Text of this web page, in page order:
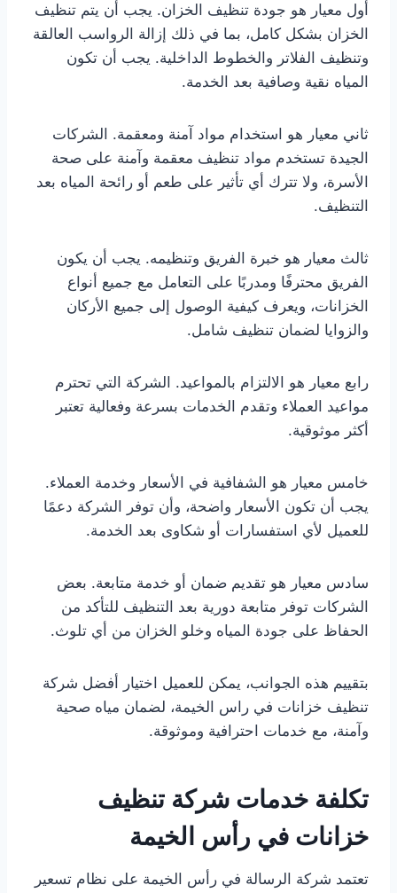
أول معيار هو جودة تنظيف الخزان. يجب أن يتم تنظيف
الخزان بشكل كامل، بما في ذلك إزالة الرواسب العالقة
وتنظيف الفلاتر والخطوط الداخلية. يجب أن تكون
المياه نقية وصافية بعد الخدمة.
ثاني معيار هو استخدام مواد آمنة ومعقمة. الشركات
الجيدة تستخدم مواد تنظيف معقمة وآمنة على صحة
الأسرة، ولا تترك أي تأثير على طعم أو رائحة المياه بعد
التنظيف.
ثالث معيار هو خبرة الفريق وتنظيمه. يجب أن يكون
الفريق محترفًا ومدربًا على التعامل مع جميع أنواع
الخزانات، ويعرف كيفية الوصول إلى جميع الأركان
والزوايا لضمان تنظيف شامل.
رابع معيار هو الالتزام بالمواعيد. الشركة التي تحترم
مواعيد العملاء وتقدم الخدمات بسرعة وفعالية تعتبر
أكثر موثوقية.
خامس معيار هو الشفافية في الأسعار وخدمة العملاء.
يجب أن تكون الأسعار واضحة، وأن توفر الشركة دعمًا
للعميل لأي استفسارات أو شكاوى بعد الخدمة.
سادس معيار هو تقديم ضمان أو خدمة متابعة. بعض
الشركات توفر متابعة دورية بعد التنظيف للتأكد من
الحفاظ على جودة المياه وخلو الخزان من أي تلوث.
بتقييم هذه الجوانب، يمكن للعميل اختيار أفضل شركة
تنظيف خزانات في راس الخيمة، لضمان مياه صحية
وآمنة، مع خدمات احترافية وموثوقة.
تكلفة خدمات شركة تنظيف
خزانات في رأس الخيمة
تعتمد شركة الرسالة في رأس الخيمة على نظام تسعير